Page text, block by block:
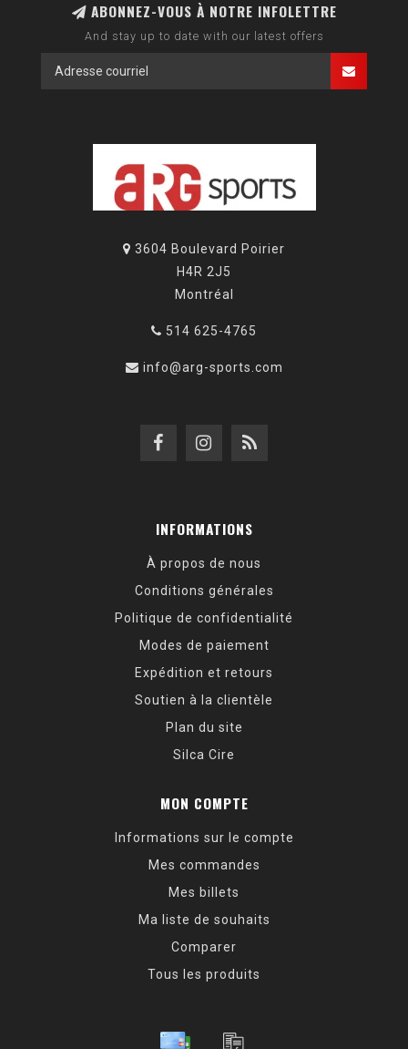
ABONNEZ-VOUS À NOTRE INFOLETTRE
And stay up to date with our latest offers
3604 Boulevard Poirier
H4R 2J5
Montréal
514 625-4765
info@arg-sports.com
INFORMATIONS
À propos de nous
Conditions générales
Politique de confidentialité
Modes de paiement
Expédition et retours
Soutien à la clientèle
Plan du site
Silca Cire
MON COMPTE
Informations sur le compte
Mes commandes
Mes billets
Ma liste de souhaits
Comparer
Tous les produits